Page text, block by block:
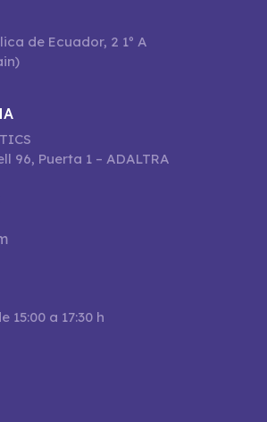
de Ecuador, 2 1º A
96, Puerta 1 – ADALTRA
15:00 a 17:30 h